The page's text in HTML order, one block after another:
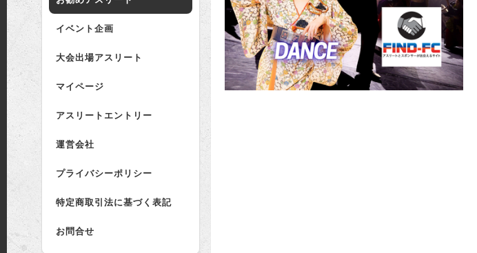
イベント企画
大会出場アスリート
マイページ
アスリートエントリー
運営会社
プライバシーポリシー
特定商取引法に基づく表記
お問合せ